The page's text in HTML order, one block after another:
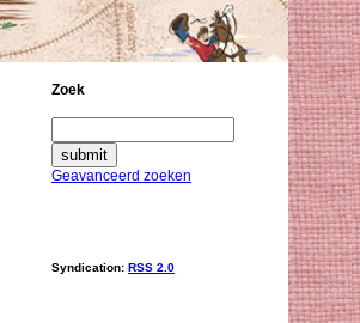
Zoek
Geavanceerd zoeken
Syndication: RSS 2.0